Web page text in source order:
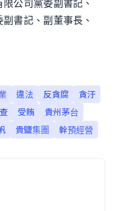
公司黨委副書記、
書記、副董事長、
違法 反貪腐
貪汙
受賄
貴州茅台
貴鹽集團 幹預經營